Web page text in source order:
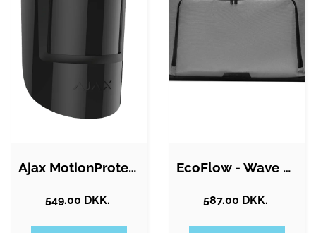
Ajax MotionProtect - PIR /…
549.00 DKK.
EcoFlow - Wave 2 Protection Bag
587.00 DKK.